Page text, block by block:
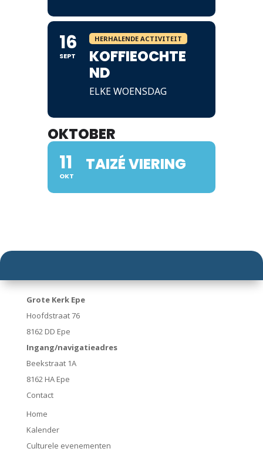
16
SEPT
HERHALENDE ACTIVITEIT
KOFFIEOCHTE
ND
ELKE WOENSDAG
OKTOBER
11
OKT
TAIZÉ VIERING
Grote Kerk Epe
Hoofdstraat 76
8162 DD Epe
Ingang/navigatieadres
Beekstraat 1A
8162 HA Epe
Contact
Home
Kalender
Culturele evenementen